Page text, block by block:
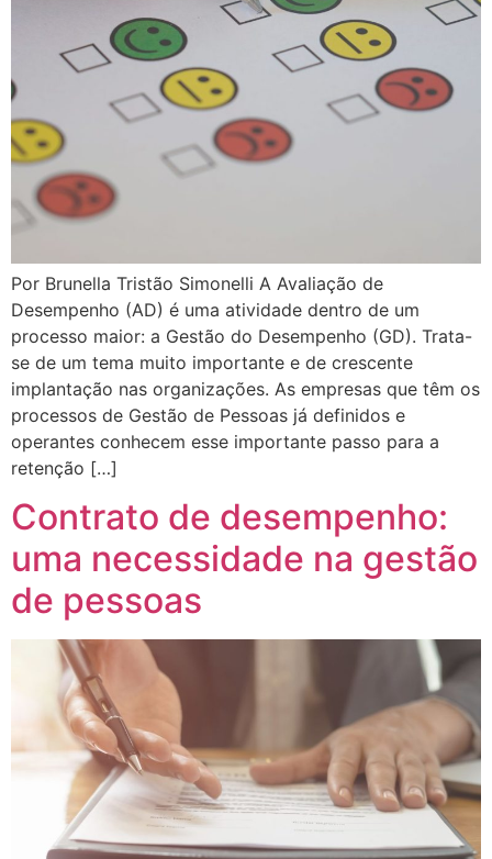
Por Brunella Tristão Simonelli A Avaliação de
Desempenho (AD) é uma atividade dentro de um
processo maior: a Gestão do Desempenho (GD). Trata-
se de um tema muito importante e de crescente
implantação nas organizações. As empresas que têm os
processos de Gestão de Pessoas já definidos e
operantes conhecem esse importante passo para a
retenção […]
Contrato de desempenho:
uma necessidade na gestão
de pessoas